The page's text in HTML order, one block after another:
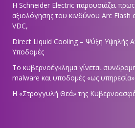
Η Schneider Electric παρουσιάζει
αξιολόγησης του κινδύνου Arc Flash
VDC,
Direct Liquid Cooling – Ψύξη Υψηλής
Υποδομές
Το κυβερνοέγκλημα γίνεται
malware και υποδομές «ως υπηρεσία»
Η «Στρογγυλή Θεά» της